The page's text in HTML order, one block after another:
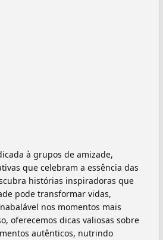
à grupos de amizade,
que celebram a essência das
histórias inspiradoras que
pode transformar vidas,
nos momentos mais
oferecemos dicas valiosas sobre
autênticos, nutrindo